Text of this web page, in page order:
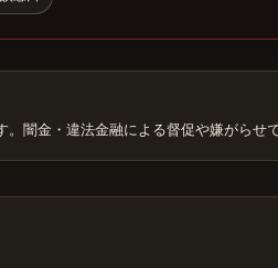
闇金・違法金融による督促や嫌がらせ